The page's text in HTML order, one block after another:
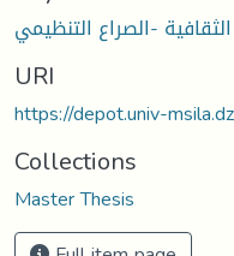
-الصراع التنظيمي
URI
https://depot.univ-
Collections
Master Thesis